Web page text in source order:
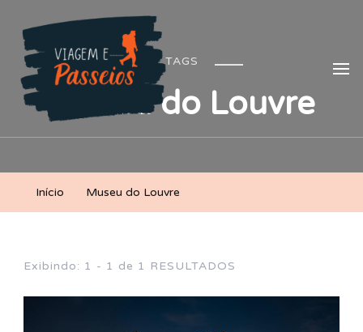
Viagem e Passeios
Lá vem aventura!
TAGS
Museu do Louvre
Início Museu do Louvre
Exibindo: 1 - 1 de 1 RESULTADOS